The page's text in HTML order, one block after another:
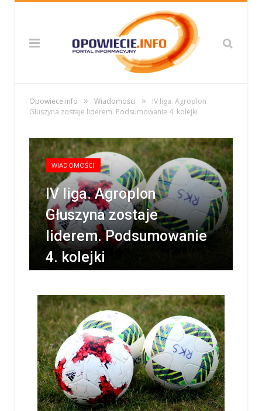
Opowiece.info » Wiadomości »
IV liga. Agroplon
Głuszyna zostaje liderem. Podsumowanie 4. kolejki
WIADOMOŚCI
IV liga. Agroplon
Głuszyna zostaje
liderem. Podsumowanie
4. kolejki
0 COMMENTS